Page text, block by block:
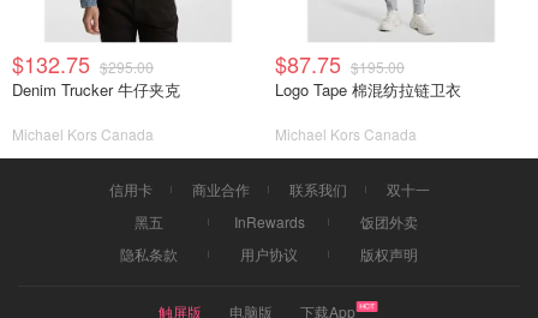
$132.75 $295.00
Denim Trucker 牛仔夹克
Michael Kors Canada
$87.75 $195.00
Logo Tape 棉混纺拉链卫衣
Michael Kors Canada
信用卡 商业合作 联系我们
双十一
黑五
InRewards
饭团外卖
隐私条款
用户协议 版权声明
触屏版 电脑版 下载App